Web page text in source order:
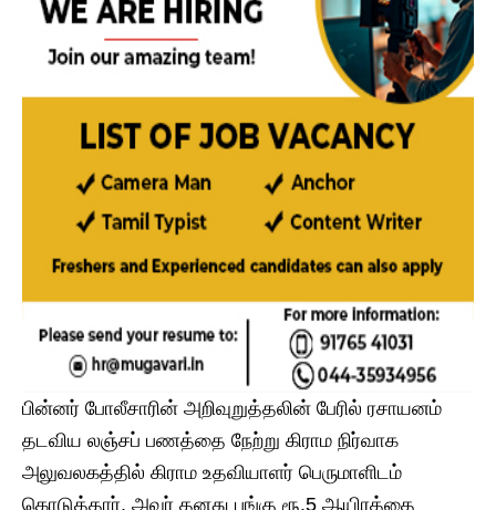
பின்னர் போலீசாரின் அறிவுறுத்தலின் பேரில் ரசாயனம்
தடவிய லஞ்சப் பணத்தை நேற்று கிராம நிர்வாக
அலுவலகத்தில் கிராம உதவியாளர் பெருமாளிடம்
கொடுத்தார். அவர் தனது பங்கு ரூ.5 ஆயிரத்தை